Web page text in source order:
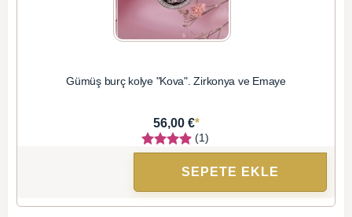
Gümüş burç kolye "Kova". Zirkonya ve Emaye
56,00 €*
(1)
SEPETE EKLE